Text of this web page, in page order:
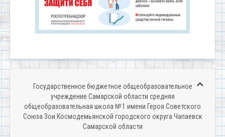
Государственное бюджетное общеобразовательное
учреждение Самарской области средняя
общеобразовательная школа № 1 имени Героя Советского
Союза Зои Космодемьянской городского округа Чапаевск
Самарской области